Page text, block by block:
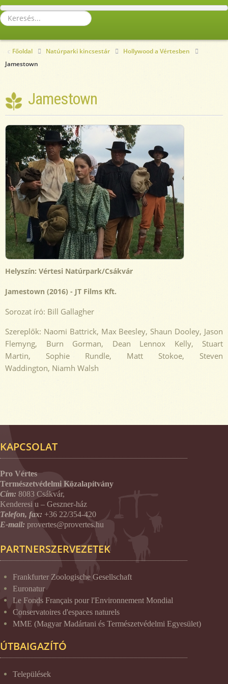
Keresés...
Főoldal Natúrparki kincsestár
Hollywood a Vértesben
Jamestown
Jamestown
Helyszín: Vértesi Natúrpark/Csákvár
Jamestown (2016) - JT Films Kft.
Sorozat író: Bill Gallagher
Szereplők: Naomi Battrick, Max Beesley, Shaun Dooley, Jason
Flemyng, Burn Gorman, Dean Lennox Kelly, Stuart
Martin, Sophie Rundle, Matt Stokoe, Steven
Waddington, Niamh Walsh
KAPCSOLAT
Pro Vértes
Természetvédelmi Közalapítvány
Cím: 8083 Csákvár,
Kenderesi u – Geszner-ház
Telefon, fax: +36 22/354-420
E-mail: provertes@provertes.hu
PARTNERSZERVEZETEK
Frankfurter Zoologische Gesellschaft
Euronatur
Le Fonds Français pour l'Environnement Mondial
Conservatoires d'espaces naturels
MME (Magyar Madártani és Természetvédelmi Egyesület)
ÚTBAIGAZÍTÓ
Települések